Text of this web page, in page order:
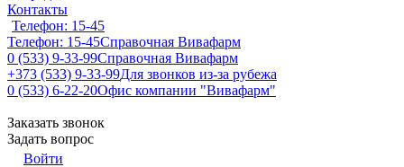
Контакты
Телефон: 15-45
Телефон: 15-45Справочная Вивафарм
0 (533) 9-33-99Справочная Вивафарм
+373 (533) 9-33-99Для звонков из-за рубежа
0 (533) 6-22-20Офис компании "Вивафарм"
Заказать звонок
Задать вопрос
Войти